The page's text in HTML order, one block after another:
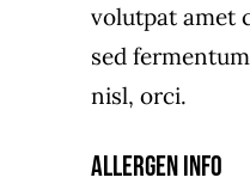
volutpat amet
sed
nisl, orci.
Allergen Info